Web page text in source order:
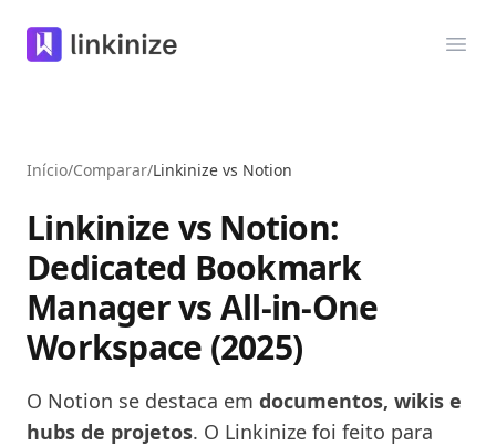
Linkinize
Início/Comparar/Linkinize vs Notion
Linkinize vs Notion:
Dedicated Bookmark
Manager vs All-in-One
Workspace (2025)
O Notion se destaca em documentos, wikis e
hubs de projetos. O Linkinize foi feito para